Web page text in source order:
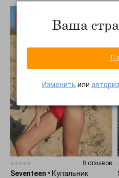
0 отзывов
Seventeen • Купальник
Ваша
Изменить или